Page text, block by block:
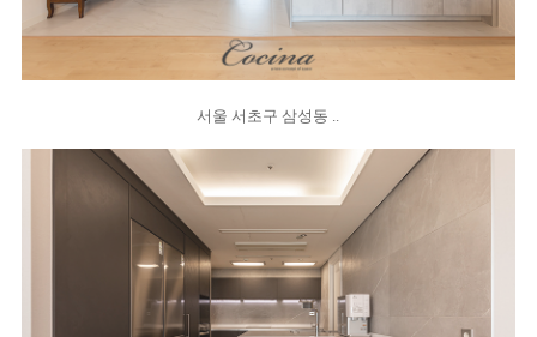
서울 서초구 삼성동 ..